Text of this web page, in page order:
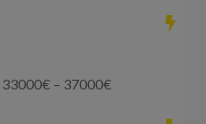
33000€ – 37000€